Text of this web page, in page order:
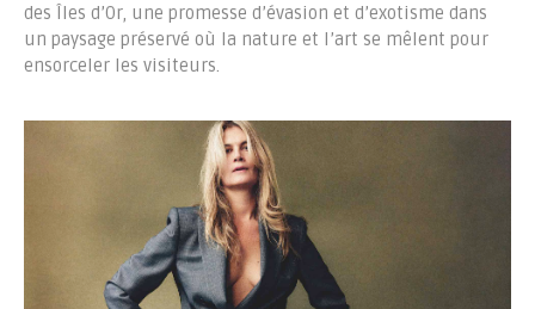
des Îles d’Or, une promesse d’évasion et d’exotisme dans
un paysage préservé où la nature et l’art se mêlent pour
ensorceler les visiteurs.